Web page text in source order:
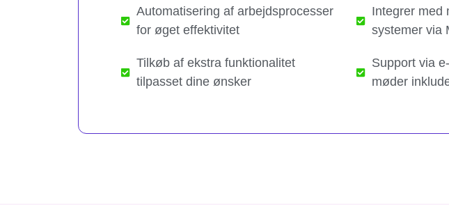
Automatisering af arbejdsprocesser
for øget effektivitet
Tilkøb af ekstra funktionalitet
tilpasset dine ønsker​
Integrer med
systemer via
Support via
møder